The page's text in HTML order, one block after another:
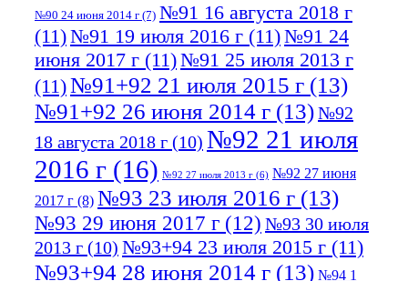
№90 24 июня 2014 г (7) №91 16 августа 2018 г
(11)№91 19 июля 2016 г (11)№91 24
июня 2017 г (11)№91 25 июля 2013 г
(11)№91+92 21 июля 2015 г (13)
№91+92 26 июня 2014 г (13)№92
18 августа 2018 г (10) №92 21 июля
2016 г (16) №92 27 июля 2013 г (6) №92 27 июня
2017 г (8) №93 23 июля 2016 г (13)
№93 29 июня 2017 г (12) №93 30 июля
2013 г (10) №93+94 23 июля 2015 г (11)
№93+94 28 июня 2014 г (13) №94 1